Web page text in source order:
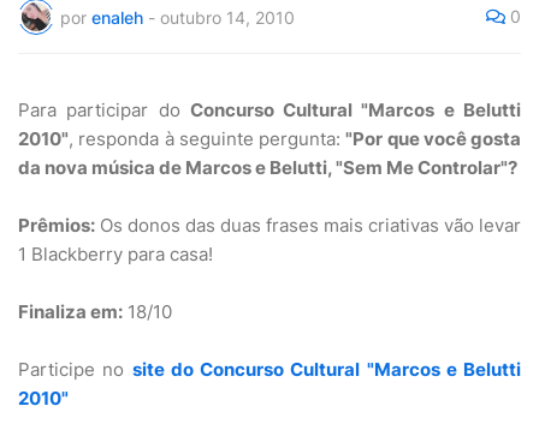
por enaleh - outubro 14, 2010 0
Para participar do Concurso Cultural "Marcos e Belutti
2010", responda à seguinte pergunta:"Por que você gosta
da nova música de Marcos e Belutti, "Sem Me Controlar"?
Prêmios: Os donos das duas frases mais criativas vão levar
1 Blackberry para casa!
Finaliza em: 18/10
Participe no site do Concurso Cultural "Marcos e Belutti
2010"